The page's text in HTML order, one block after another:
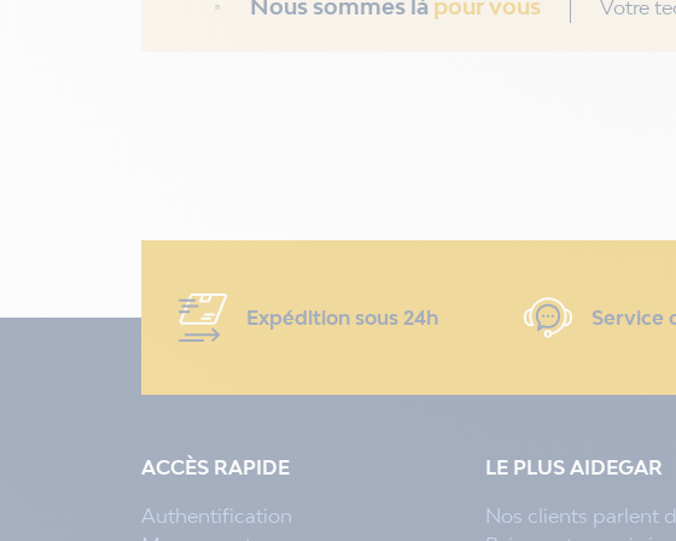
Nous sommes là pour vous Votre
Expédition sous 24h Service
ACCÈS RAPIDE
Authentification
LE PLUS AIDEGAR
Nos clients parlent